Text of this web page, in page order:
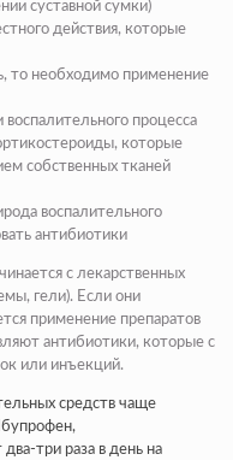
суставной сумки)
действия, которые
то необходимо применение
процесса
которые
собственных тканей
воспалительного
антибиотики
с лекарственных
гели). Если они
применение препаратов
антибиотики, которые с
или инъекций.
средств чаще
три раза в день на